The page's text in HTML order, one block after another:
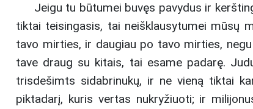
Jeigu tu būtumei buvęs pavydus ir
tiktai teisingasis, tai neišklausytumei mūsų
tavo mirties, ir daugiau po tavo mirties,
tave draug su kitais, tai esame padarę.
trisdešimts sidabrinukų, ir ne vieną tiktai
piktadarį, kuris vertas nukryžiuoti; ir